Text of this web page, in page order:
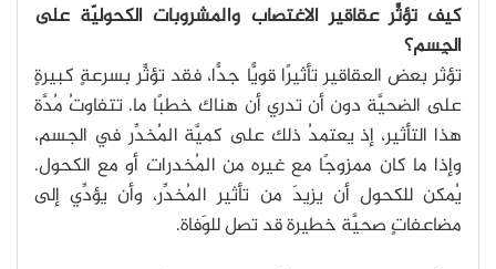
كيف تؤثِّر عقاقير الاغتصاب والمشروبات الكحوليّة على
الجِسم؟
تؤثر بعض العقاقير تأثيرًا قويًّا جدًّا، فقد تؤثِّر بسرعةٍ كبيرةٍ
على الضحيَّة دون أن تدري أن هناك خطبًا ما. تتفاوتُ مُدَّة
هذا التأثير، إذ يعتمدُ ذلك على كميَّة المُخدِّر في الجسم،
وإذا ما كان ممزوجًا مع غيره من المُخدرات أو مع الكحول.
يُمكن للكحول أن يزيدَ من تأثير المُخدِّر، وأن يؤدِّي إلى
مضاعفاتٍ صحيَّة خطيرة قد تصل للوَفاة.